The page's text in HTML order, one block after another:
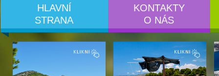
HLAVNÍ
STRANA
KONTAKTY
O NÁS